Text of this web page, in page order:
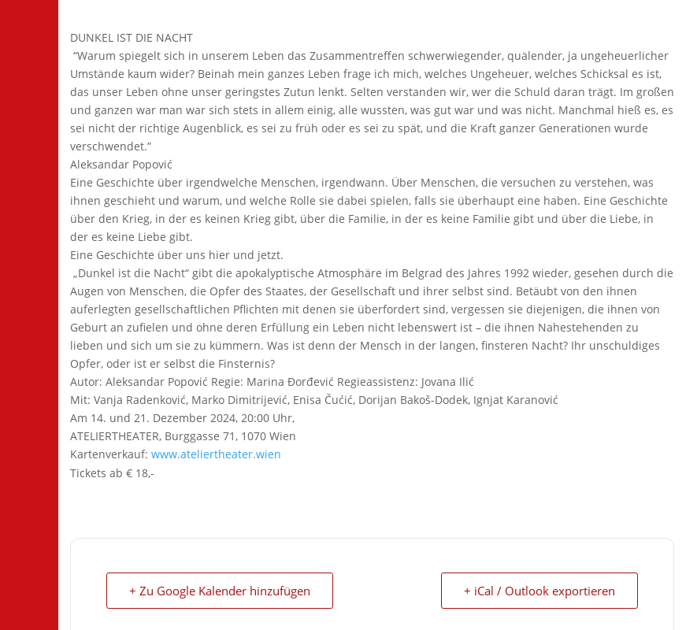
DUNKEL IST DIE NACHT
“Warum spiegelt sich in unserem Leben das Zusammentreffen schwerwiegender, quälender, ja ungeheuerlicher
Umstände kaum wider? Beinah mein ganzes Leben frage ich mich, welches Ungeheuer, welches Schicksal es ist,
das unser Leben ohne unser geringstes Zutun lenkt. Selten verstanden wir, wer die Schuld daran trägt. Im großen
und ganzen war man war sich stets in allem einig, alle wussten, was gut war und was nicht. Manchmal hieß es, es
sei nicht der richtige Augenblick, es sei zu früh oder es sei zu spät, und die Kraft ganzer Generationen wurde
verschwendet.”
Aleksandar Popović
Eine Geschichte über irgendwelche Menschen, irgendwann. Über Menschen, die versuchen zu verstehen, was
ihnen geschieht und warum, und welche Rolle sie dabei spielen, falls sie überhaupt eine haben. Eine Geschichte
über den Krieg, in der es keinen Krieg gibt, über die Familie, in der es keine Familie gibt und über die Liebe, in
der es keine Liebe gibt.
Eine Geschichte über uns hier und jetzt.
„Dunkel ist die Nacht“ gibt die apokalyptische Atmosphäre im Belgrad des Jahres 1992 wieder, gesehen durch die
Augen von Menschen, die Opfer des Staates, der Gesellschaft und ihrer selbst sind. Betäubt von den ihnen
auferlegten gesellschaftlichen Pflichten mit denen sie überfordert sind, vergessen sie diejenigen, die ihnen von
Geburt an zufielen und ohne deren Erfüllung ein Leben nicht lebenswert ist – die ihnen Nahestehenden zu
lieben und sich um sie zu kümmern. Was ist denn der Mensch in der langen, finsteren Nacht? Ihr unschuldiges
Opfer, oder ist er selbst die Finsternis?
Autor: Aleksandar Popović Regie: Marina Đorđević Regieassistenz: Jovana Ilić
Mit: Vanja Radenković, Marko Dimitrijević, Enisa Čućić, Dorijan Bakoš-Dodek, Ignjat Karanović
Am 14. und 21. Dezember 2024, 20:00 Uhr,
ATELIERTHEATER, Burggasse 71, 1070 Wien
Kartenverkauf: www.ateliertheater.wien
Tickets ab € 18,-
+ Zu Google Kalender hinzufügen + iCal / Outlook exportieren